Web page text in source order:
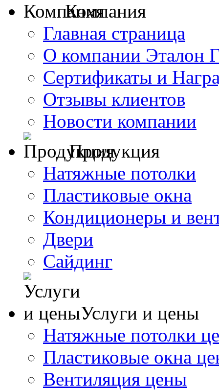
Компания
Главная страница
О компании Эталон
Сертификаты и
Отзывы клиентов
Новости компании
Продукция
Натяжные потолки
Пластиковые окна
Кондиционеры и
Двери
Сайдинг
Услуги и цены
Натяжные потолки
Пластиковые окна
Вентиляция цены